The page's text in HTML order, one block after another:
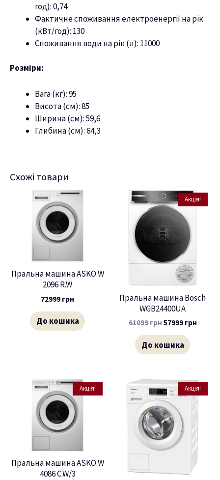
год): 0,74
Фактичне споживання електроенергії на рік
(кВт/год): 130
Споживання води на рік (л): 11000
Розміри:
Вага (кг): 95
Висота (см): 85
Ширина (см): 59,6
Глибина (см): 64,3
Схожі товари
Пральна машина ASKO W
2096 R.W
72999 грн
До кошика
Акція!
Пральна машина Bosch
WGB24400UA
61099грн57999 грн
До кошика
Акція!
Пральна машина ASKO W
4086 C.W/3
Акція!